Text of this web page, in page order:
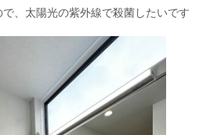
、太陽光の紫外線で殺菌したいです